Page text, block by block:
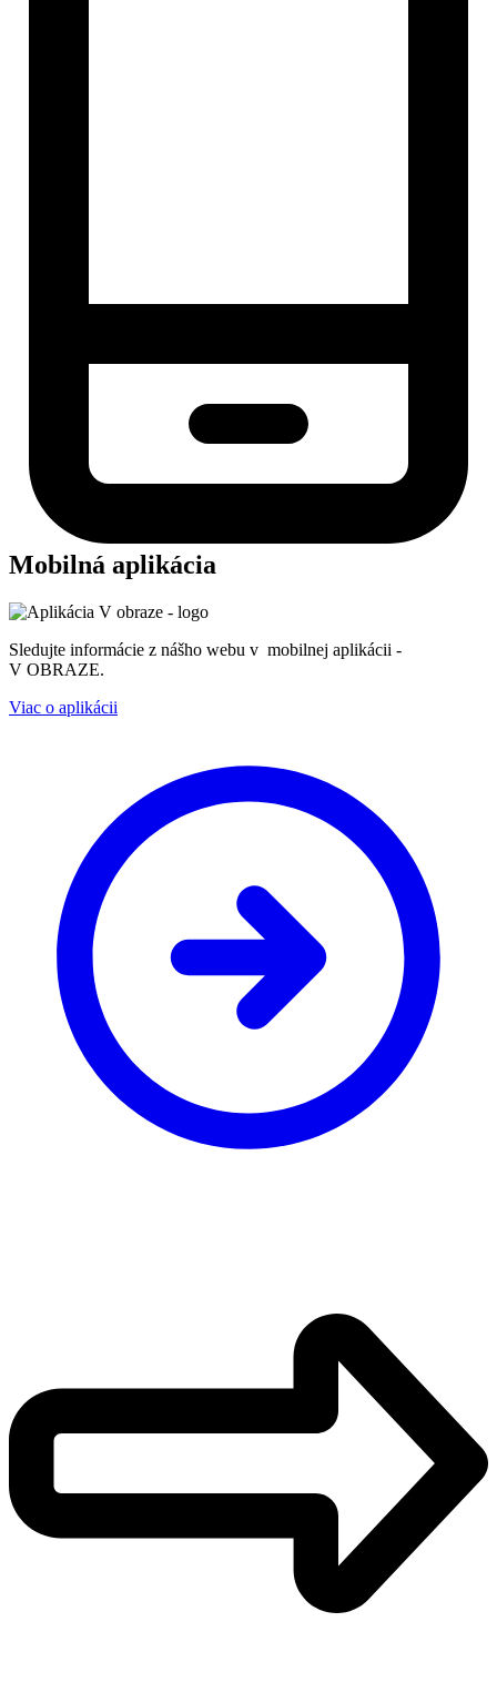
Mobilná aplikácia
Sledujte informácie z nášho webu v mobilnej aplikácii -
V OBRAZE.
Viac o aplikácii